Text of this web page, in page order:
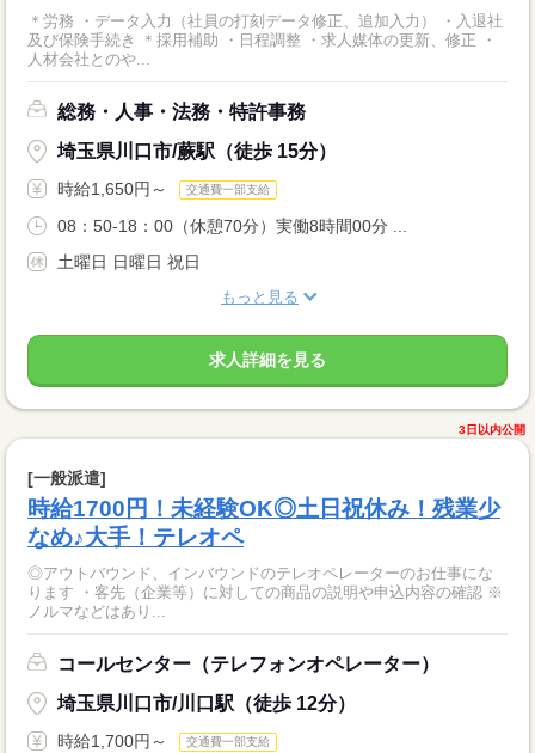
＊労務 ・データ入力（社員の打刻データ修正、追加入力） ・入退社
及び保険手続き ＊採用補助 ・日程調整 ・求人媒体の更新、修正 ・
人材会社とのや...
総務・人事・法務・特許事務
埼玉県川口市/蕨駅（徒歩 15分）
時給1,650円～ 交通費一部支給
08：50-18：00（休憩70分）実働8時間00分 ...
土曜日 日曜日 祝日
もっと見る
求人詳細を見る
3日以内公開
[一般派遣]
時給1700円！未経験OK◎土日祝休み！残業少
なめ♪大手！テレオペ
◎アウトバウンド、インバウンドのテレオペレーターのお仕事にな
ります ・客先（企業等）に対しての商品の説明や申込内容の確認 ※
ノルマなどはあり...
コールセンター（テレフォンオペレーター）
埼玉県川口市/川口駅（徒歩 12分）
時給1,700円～ 交通費一部支給